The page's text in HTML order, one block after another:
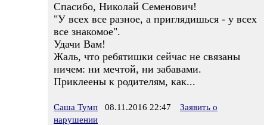
Спасибо, Николай Семенович!
"У всех все разное, а приглядишься - у всех
все знакомое".
Удачи Вам!
Жаль, что ребятишки сейчас не связаны
ничем: ни мечтой, ни забавами.
Приклеены к родителям, как...
Саша Тумп 08.11.2016 22:47
Заявить о
нарушении